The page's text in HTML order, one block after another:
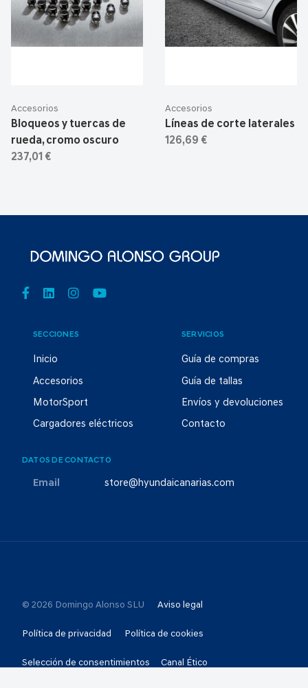
Accesorios
Bloqueos y tuercas de
rueda, cromo oscuro
237,01 €
Accesorios
Líneas de corte laterales
126,69 €
SECCIONES
Inicio
Accesorios
MotorSport
Cargadores eléctricos
SERVICIOS
Guía de compras
Guía de tallas
Envíos y devoluciones
Contacto
DATOS DE CONTACTO
Email store@hyundaicanarias.com
© 2026 Domingo Alonso SLU Aviso legal
Política de privacidad Política de cookies
Selección de consentimientos Canal Ético